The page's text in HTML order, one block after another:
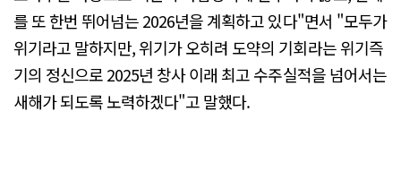
를 또 한번 뛰어넘는 2026년을 계획하고 있다"면서 "모두가
위기라고 말하지만, 위기가 오히려 도약의 기회라는 위기즉
기의 정신으로 2025년 창사 이래 최고 수주실적을 넘어서는
새해가 되도록 노력하겠다"고 말했다.